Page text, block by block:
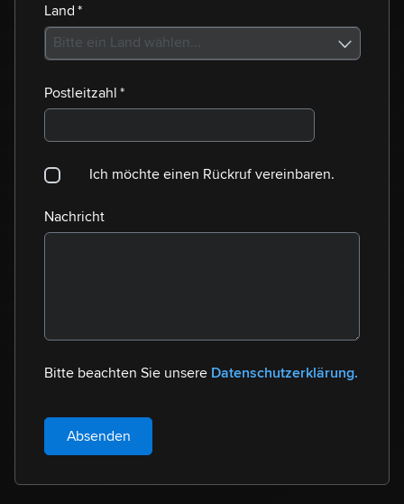
Land *
(erforderlich)
Postleitzahl *
(erforderlich)
Auswahl Rückruf
Ich möchte einen Rückruf vereinbaren.
Nachricht
Bitte beachten Sie unsere Datenschutzerklärung.
Absenden